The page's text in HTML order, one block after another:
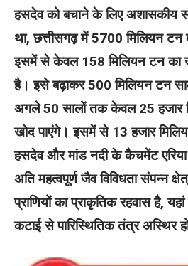
हसदेव को बचाने के लिए अशासकीय
था, छत्तीसगढ़ में 5700 मिलियन टन
इसमें से केवल 158 मिलियन टन का
है। इसे बढ़ाकर 500 मिलियन टन
अगले 50 सालों तक केवल 25 हजार
खोद पाएंगे। इसमें से 13 हजार
हसदेव और मांड नदी के कैचमेंट
अति महत्वपूर्ण जैव विविधता संपन्न
प्राणियों का प्राकृतिक रहवास है,
कटाई से पारिस्थितिक तंत्र अस्थिर